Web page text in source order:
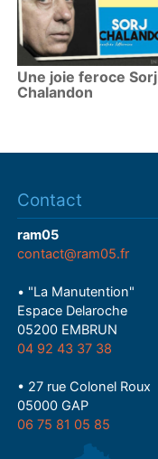
Une joie feroce Sorj
Chalandon
Contact
ram05
contact@ram05.fr
• "La Manutention"
Espace Delaroche
05200 EMBRUN
04 92 43 37 38
• 27 rue Colonel Roux
05000 GAP
06 75 81 05 85